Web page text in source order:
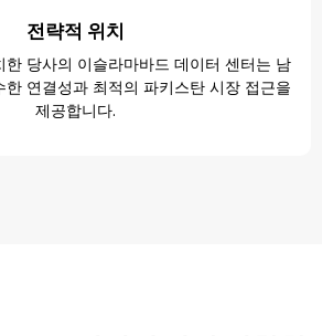
전략적 위치
한 당사의 이슬라마바드 데이터 센터는 남
한 연결성과 최적의 파키스탄 시장 접근을
제공합니다.